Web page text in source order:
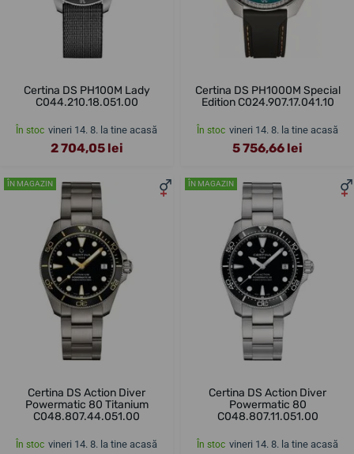
Certina DS PH100M Lady
C044.210.18.051.00
În stoc vineri 14. 8. la tine acasă
2 704,05 lei
Certina DS PH1000M Special
Edition C024.907.17.041.10
În stoc vineri 14. 8. la tine acasă
5 756,66 lei
ÎN MAGAZIN
Certina DS Action Diver
Powermatic 80 Titanium
C048.807.44.051.00
În stoc vineri 14. 8. la tine acasă
ÎN MAGAZIN
Certina DS Action Diver
Powermatic 80
C048.807.11.051.00
În stoc vineri 14. 8. la tine acasă